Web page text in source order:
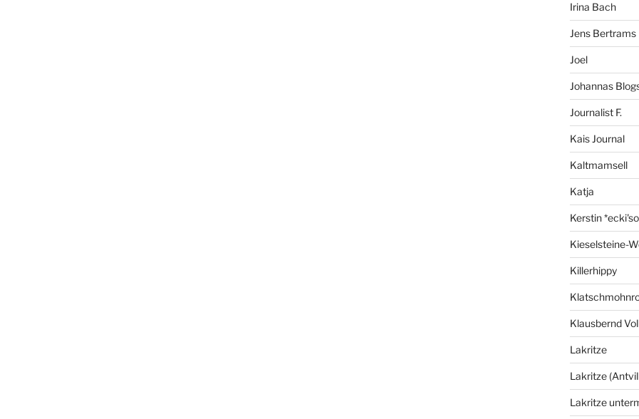
Irina Bach
Jens Bertrams
Joel
Johannas
Journalist F.
Kais Journal
Kaltmamsell
Katja
Kerstin
Kieselsteine-
Killerhippy
Klausbernd
Lakritze
Lakritze
Lakritze